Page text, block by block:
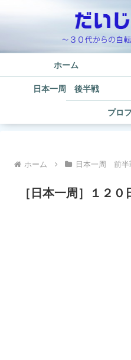
ホーム
日本一周 後半戦
プロ
ホーム 日本一周 前半
［日本一周］１